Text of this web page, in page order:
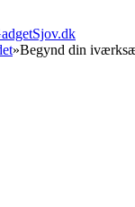
»Begynd din